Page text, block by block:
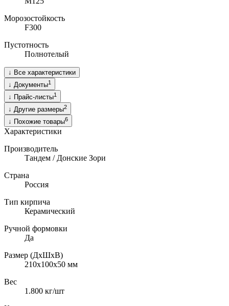
Морозостойкость
F300
Пустотность
Полнотелый
↓ Все характеристики
↓ Документы1
↓ Прайс-листы1
↓ Другие размеры2
↓ Похожие товары6
Характеристики
Производитель
Тандем / Донские Зори
Страна
Россия
Тип кирпича
Керамический
Ручной формовки
Да
Размер (ДхШхВ)
210х100х50 мм
Вес
1.800 кг/шт